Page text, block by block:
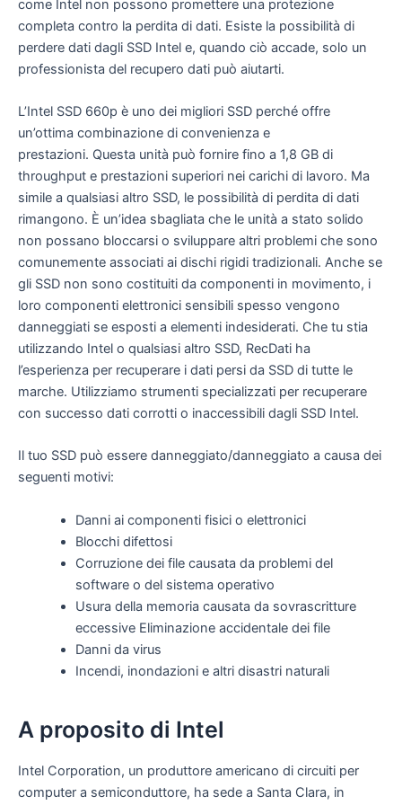
come Intel non possono promettere una protezione
completa contro la perdita di dati. Esiste la possibilità di
perdere dati dagli SSD Intel e, quando ciò accade, solo un
professionista del recupero dati può aiutarti.
L’Intel SSD 660p è uno dei migliori SSD perché offre
un’ottima combinazione di convenienza e
prestazioni. Questa unità può fornire fino a 1,8 GB di
throughput e prestazioni superiori nei carichi di lavoro. Ma
simile a qualsiasi altro SSD, le possibilità di perdita di dati
rimangono. È un’idea sbagliata che le unità a stato solido
non possano bloccarsi o sviluppare altri problemi che sono
comunemente associati ai dischi rigidi tradizionali. Anche se
gli SSD non sono costituiti da componenti in movimento, i
loro componenti elettronici sensibili spesso vengono
danneggiati se esposti a elementi indesiderati. Che tu stia
utilizzando Intel o qualsiasi altro SSD, RecDati ha
l’esperienza per recuperare i dati persi da SSD di tutte le
marche. Utilizziamo strumenti specializzati per recuperare
con successo dati corrotti o inaccessibili dagli SSD Intel.
Il tuo SSD può essere danneggiato/danneggiato a causa dei
seguenti motivi:
Danni ai componenti fisici o elettronici
Blocchi difettosi
Corruzione dei file causata da problemi del
software o del sistema operativo
Usura della memoria causata da sovrascritture
eccessive Eliminazione accidentale dei file
Danni da virus
Incendi, inondazioni e altri disastri naturali
A proposito di Intel
Intel Corporation, un produttore americano di circuiti per
computer a semiconduttore, ha sede a Santa Clara, in